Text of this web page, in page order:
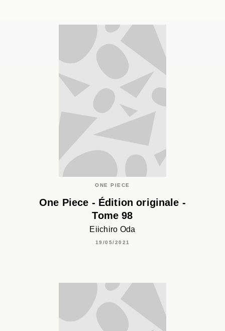
ONE PIECE
One Piece - Édition originale -
Tome 98
Eiichiro Oda
19/05/2021